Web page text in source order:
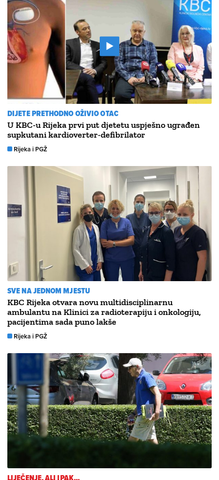
DIJETE PRETHODNO OŽIVIO OTAC
U KBC-u Rijeka prvi put djetetu uspješno ugrađen
supkutani kardioverter-defibrilator
Rijeka i PGŽ
SVE NA JEDNOM MJESTU
KBC Rijeka otvara novu multidisciplinarnu
ambulantu na Klinici za radioterapiju i onkologiju,
pacijentima sada puno lakše
Rijeka i PGŽ